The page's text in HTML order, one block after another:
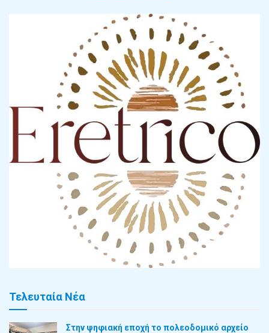
Τελευταία Νέα
Στην ψηφιακή εποχή το πολεοδομικό αρχείο